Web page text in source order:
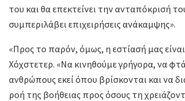
του και θα επεκτείνει την ανταπόκρισή
συμπεριλάβει επιχειρήσεις ανάκαμψης».
«Προς το παρόν, όμως, η εστίασή μας
Χόχστετερ. «Να κινηθούμε γρήγορα, να
ανθρώπους εκεί όπου βρίσκονται και να
ροή της βοήθειας προς όσους τη